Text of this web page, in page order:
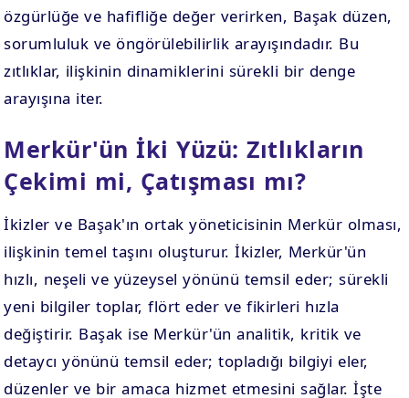
özgürlüğe ve hafifliğe değer verirken, Başak düzen,
sorumluluk ve öngörülebilirlik arayışındadır. Bu
zıtlıklar, ilişkinin dinamiklerini sürekli bir denge
arayışına iter.
Merkür'ün İki Yüzü: Zıtlıkların
Çekimi mi, Çatışması mı?
İkizler ve Başak'ın ortak yöneticisinin Merkür olması,
ilişkinin temel taşını oluşturur. İkizler, Merkür'ün
hızlı, neşeli ve yüzeysel yönünü temsil eder; sürekli
yeni bilgiler toplar, flört eder ve fikirleri hızla
değiştirir. Başak ise Merkür'ün analitik, kritik ve
detaycı yönünü temsil eder; topladığı bilgiyi eler,
düzenler ve bir amaca hizmet etmesini sağlar. İşte